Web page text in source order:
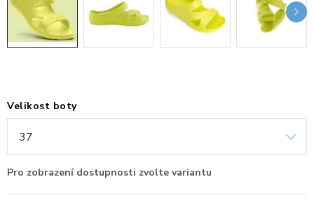
PODSTAVCE POD MONITOR
PREZENTAČNÍ SYSTÉMY
DRŽÁKY NA TABLET - MOBIL
ERGONOMICKÉ PRODUKTY
Velikost boty